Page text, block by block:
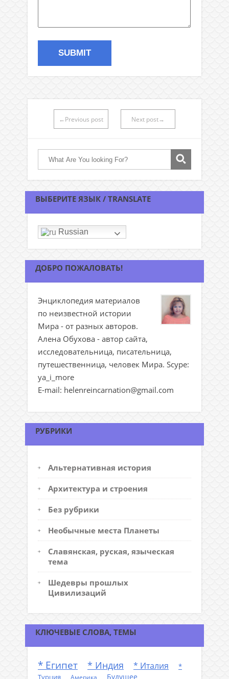
←Previous post Next post→
ВЫБЕРИТЕ ЯЗЫК / TRANSLATE
Russian
ДОБРО ПОЖАЛОВАТЬ!
Энциклопедия материалов
по неизвестной истории
Мира - от разных авторов.
Алена Обухова - автор сайта,
исследовательница, писательница,
путешественница, человек Мира. Scype:
ya_i_more
E-mail: helenreincarnation@gmail.com
РУБРИКИ
Альтернативная история
Архитектура и строения
Без рубрики
Необычные места Планеты
Славянская, руская, языческая
тема
Шедевры прошлых
Цивилизаций
КЛЮЧЕВЫЕ СЛОВА, ТЕМЫ
* Египет * Индия * Италия
*
Турция
Америка Будущее